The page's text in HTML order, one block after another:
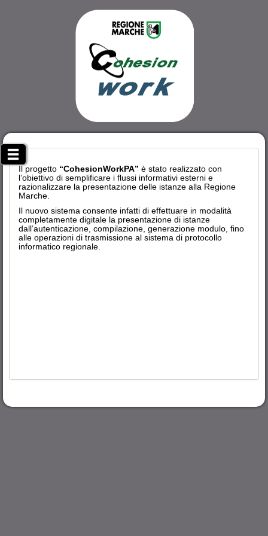
Il progetto “CohesionWorkPA” è stato realizzato con
l’obiettivo di semplificare i flussi informativi esterni e
razionalizzare la presentazione delle istanze alla Regione
Marche.
Il nuovo sistema consente infatti di effettuare in modalità
completamente digitale la presentazione di istanze
dall’autenticazione, compilazione, generazione modulo, fino
alle operazioni di trasmissione al sistema di protocollo
informatico regionale.